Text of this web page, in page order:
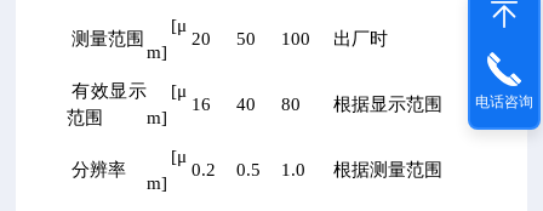
测量范围
[μ
m]
20 50 100 出厂时
有效显示
范围
[μ
m]
16 40 80 根据显示范围
分辨率
[μ
m]
0.2 0.5 1.0 根据测量范围
电话咨询